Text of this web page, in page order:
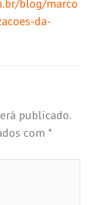
blog/marco
da-
publicado.
com *